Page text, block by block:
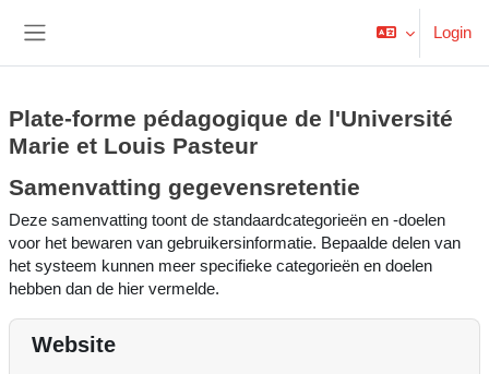
Login
Plate-forme pédagogique de l'Université
Marie et Louis Pasteur
Samenvatting gegevensretentie
Deze samenvatting toont de standaardcategorieën en -doelen
voor het bewaren van gebruikersinformatie. Bepaalde delen van
het systeem kunnen meer specifieke categorieën en doelen
hebben dan de hier vermelde.
Website